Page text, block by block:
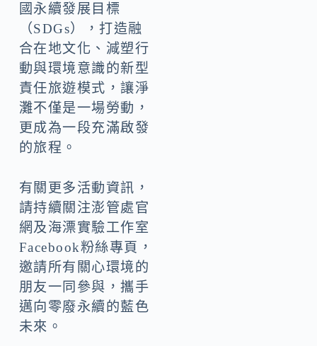
國永續發展目標
（SDGs），打造融
合在地文化、減塑行
動與環境意識的新型
責任旅遊模式，讓淨
灘不僅是一場勞動，
更成為一段充滿啟發
的旅程。
有關更多活動資訊，
請持續關注澎管處官
網及海漂實驗工作室
Facebook粉絲專頁，
邀請所有關心環境的
朋友一同參與，攜手
邁向零廢永續的藍色
未來。